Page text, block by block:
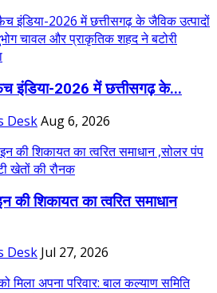
इंडिया-2026 में छत्तीसगढ़ के...
DeskAug 6, 2026
की शिकायत का त्वरित समाधान
Desk Jul 27, 2026